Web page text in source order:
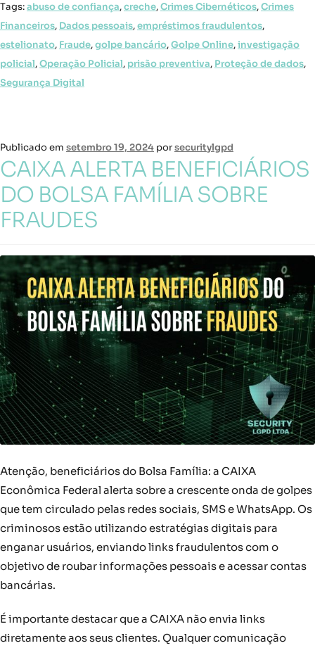
Tags:abuso de confiança,creche,Crimes Cibernéticos,Crimes
Financeiros, Dados pessoais,empréstimos fraudulentos,
estelionato, Fraude,golpe bancário,Golpe Online,investigação
policial,Operação Policial, prisão preventiva, Proteção de dados,
Segurança Digital
Publicado em setembro 19, 2024 porsecuritylgpd
CAIXA ALERTA BENEFICIÁRIOS
DO BOLSA FAMÍLIA SOBRE
FRAUDES
Atenção, beneficiários do Bolsa Família: a CAIXA
Econômica Federal alerta sobre a crescente onda de golpes
que tem circulado pelas redes sociais, SMS e WhatsApp. Os
criminosos estão utilizando estratégias digitais para
enganar usuários, enviando links fraudulentos com o
objetivo de roubar informações pessoais e acessar contas
bancárias.
É importante destacar que a CAIXA não envia links
diretamente aos seus clientes. Qualquer comunicação